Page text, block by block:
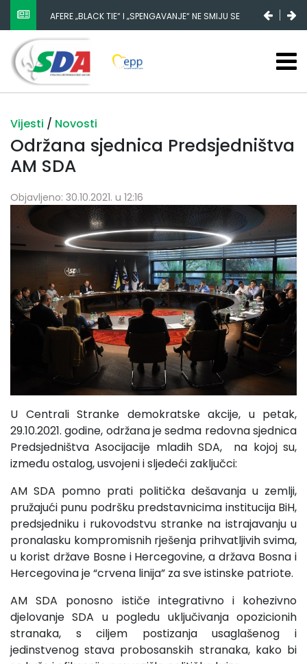
AFERE „BLACK TIE“ I „SPENGAVANJE“ NE SMIJU SE
ZATAŠKATI
Vijesti / Novosti
Održana sjednica Predsjedništva
AM SDA
Objavljeno: 30.10.2021. u 12:16
U Centrali Stranke demokratske akcije, u petak,
29.10.2021. godine, održana je sedma redovna sjednica
Predsjedništva Asocijacije mladih SDA, na kojoj su,
između ostalog, usvojeni i sljedeći zaključci:
AM SDA pomno prati politička dešavanja u zemlji,
pružajući punu podršku predstavnicima institucija BiH,
predsjedniku i rukovodstvu stranke na istrajavanju u
pronalasku kompromisnih rješenja prihvatljivih svima,
u korist države Bosne i Hercegovine, a država Bosna i
Hercegovina je “crvena linija” za sve istinske patriote.
AM SDA ponosno ističe integrativno i kohezivno
djelovanje SDA u pogledu uključivanja opozicionih
stranaka, s ciljem postizanja usaglašenog i
jedinstvenog stava probosanskih stranaka, kako bi